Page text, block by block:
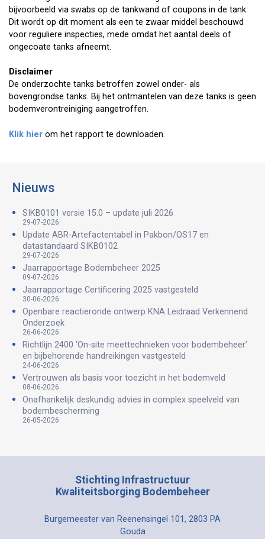
bijvoorbeeld via swabs op de tankwand of coupons in de tank.
Dit wordt op dit moment als een te zwaar middel beschouwd
voor reguliere inspecties, mede omdat het aantal deels of
ongecoate tanks afneemt.
Disclaimer
De onderzochte tanks betroffen zowel onder- als
bovengrondse tanks. Bij het ontmantelen van deze tanks is geen
bodemverontreiniging aangetroffen.
Klik hier om het rapport te downloaden.
Nieuws
SIKB0101 versie 15.0 – update juli 2026
29-07-2026
Update ABR-Artefactentabel in Pakbon/OS17 en
datastandaard SIKB0102
29-07-2026
Jaarrapportage Bodembeheer 2025
09-07-2026
Jaarrapportage Certificering 2025 vastgesteld
30-06-2026
Openbare reactieronde ontwerp KNA Leidraad Verkennend
Onderzoek
26-06-2026
Richtlijn 2400 ‘On-site meettechnieken voor bodembeheer’
en bijbehorende handreikingen vastgesteld
24-06-2026
Vertrouwen als basis voor toezicht in het bodemveld
08-06-2026
Onafhankelijk deskundig advies in complex speelveld van
bodembescherming
26-05-2026
Stichting Infrastructuur
Kwaliteitsborging Bodembeheer
Burgemeester van Reenensingel 101, 2803 PA
Gouda